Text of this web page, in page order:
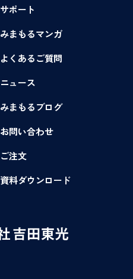
サポート
みまもるマンガ
よくあるご質問
ニュース
みまもるブログ
お問い合わせ
ご注文
資料ダウンロード